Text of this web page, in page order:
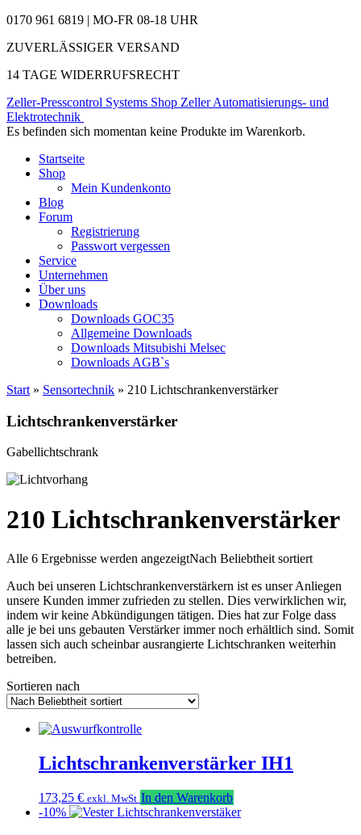
0170 961 6819 | MO-FR 08-18 UHR
ZUVERLÄSSIGER VERSAND
14 TAGE WIDERRUFSRECHT
Zeller-Presscontrol Systems Shop Zeller Automatisierungs- und
Elektrotechnik
Es befinden sich momentan keine Produkte im Warenkorb.
Startseite
Shop
Mein Kundenkonto
Blog
Forum
Registrierung
Passwort vergessen
Service
Unternehmen
Über uns
Downloads
Downloads GOC35
Allgemeine Downloads
Downloads Mitsubishi Melsec
Downloads AGB`s
Start » Sensortechnik » 210 Lichtschrankenverstärker
Lichtschrankenverstärker
Gabellichtschrank
210 Lichtschrankenverstärker
Alle 6 Ergebnisse werden angezeigtNach Beliebtheit sortiert
Auch bei unseren Lichtschrankenverstärkern ist es unser Anliegen
unsere Kunden immer zufrieden zu stellen. Dies verwirklichen wir,
indem wir keine Abkündigungen tätigen. Dies hat zur Folge dass
alle je bei uns gebauten Verstärker immer noch erhältlich sind. Somit
lassen sich auch scheinbar ausrangierte Lichtschranken weiterhin
betreiben.
Sortieren nach
Lichtschrankenverstärker IH1
173,25 € exkl. MwSt In den Warenkorb
-10%